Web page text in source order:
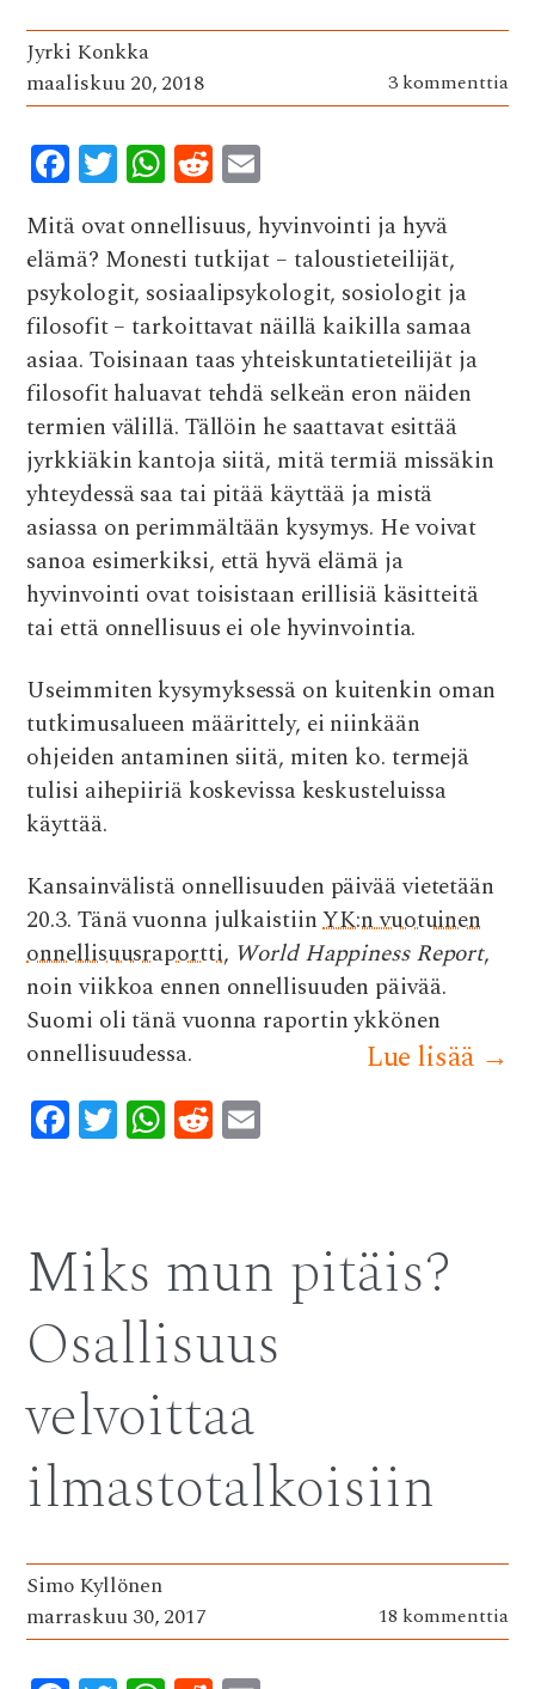
Jyrki Konkka
maaliskuu 20, 2018
3 kommenttia
F
ac
e
b
o
o
k
T
w
it
te
r
W
h
at
s
A
p
p
R
e
d
di
t
m
ai
l
Mitä ovat onnellisuus, hyvinvointi ja hyvä
elämä? Monesti tutkijat – taloustieteilijät,
psykologit, sosiaalipsykologit, sosiologit ja
filosofit – tarkoittavat näillä kaikilla samaa
asiaa. Toisinaan taas yhteiskuntatieteilijät ja
filosofit haluavat tehdä selkeän eron näiden
termien välillä. Tällöin he saattavat esittää
jyrkkiäkin kantoja siitä, mitä termiä missäkin
yhteydessä saa tai pitää käyttää ja mistä
asiassa on perimmältään kysymys. He voivat
sanoa esimerkiksi, että hyvä elämä ja
hyvinvointi ovat toisistaan erillisiä käsitteitä
tai että onnellisuus ei ole hyvinvointia.
Useimmiten kysymyksessä on kuitenkin oman
tutkimusalueen määrittely, ei niinkään
ohjeiden antaminen siitä, miten ko. termejä
tulisi aihepiiriä koskevissa keskusteluissa
käyttää.
Kansainvälistä onnellisuuden päivää vietetään
20.3. Tänä vuonna julkaistiinYK:n vuotuinen
onnellisuusraportti, World Happiness Report,
noin viikkoa ennen onnellisuuden päivää.
Suomi oli tänä vuonna raportin ykkönen
onnellisuudessa.
Lue lisää →
F
ac
o
o
k
T
w
r
W
h
A
p
p
R
e
t
Miks mun pitäis?
Osallisuus
velvoittaa
ilmastotalkoisiin
Simo Kyllönen
marraskuu 30, 2017
18 kommenttia